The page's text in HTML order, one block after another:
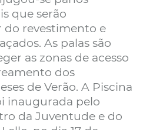
que serão
do revestimento e
As palas são
as zonas de acesso
dos
de Verão. A Piscina
inaugurada pelo
da Juventude e do